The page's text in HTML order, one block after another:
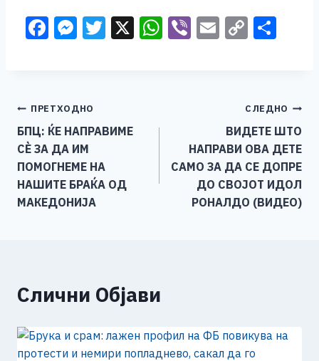
F
b
o
o
k
M
n
g
er
T X W
p
Vi E C
Li
n
k
Навигација
на
напис
ПРЕТХОДНО
БПЦ: ЌЕ НАПРАВИМЕ
СÈ ЗА ДА ИМ
ПОМОГНЕМЕ НА
НАШИТЕ БРАЌА ОД
МАКЕДОНИЈА
СЛЕДНО
ВИДЕТЕ ШТО
НАПРАВИ ОВА ДЕТЕ
САМО ЗА ДА СЕ ДОПРЕ
ДО СВОЈОТ ИДОЛ
РОНАЛДО (ВИДЕО)
Слични Објави